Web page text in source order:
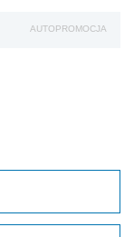
AUTOPROMOCJA